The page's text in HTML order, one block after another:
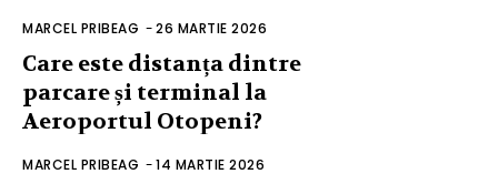
MARCEL PRIBEAG -26 MARTIE 2026
Care este distanța dintre
parcare și terminal la
Aeroportul Otopeni?
MARCEL PRIBEAG -14 MARTIE 2026